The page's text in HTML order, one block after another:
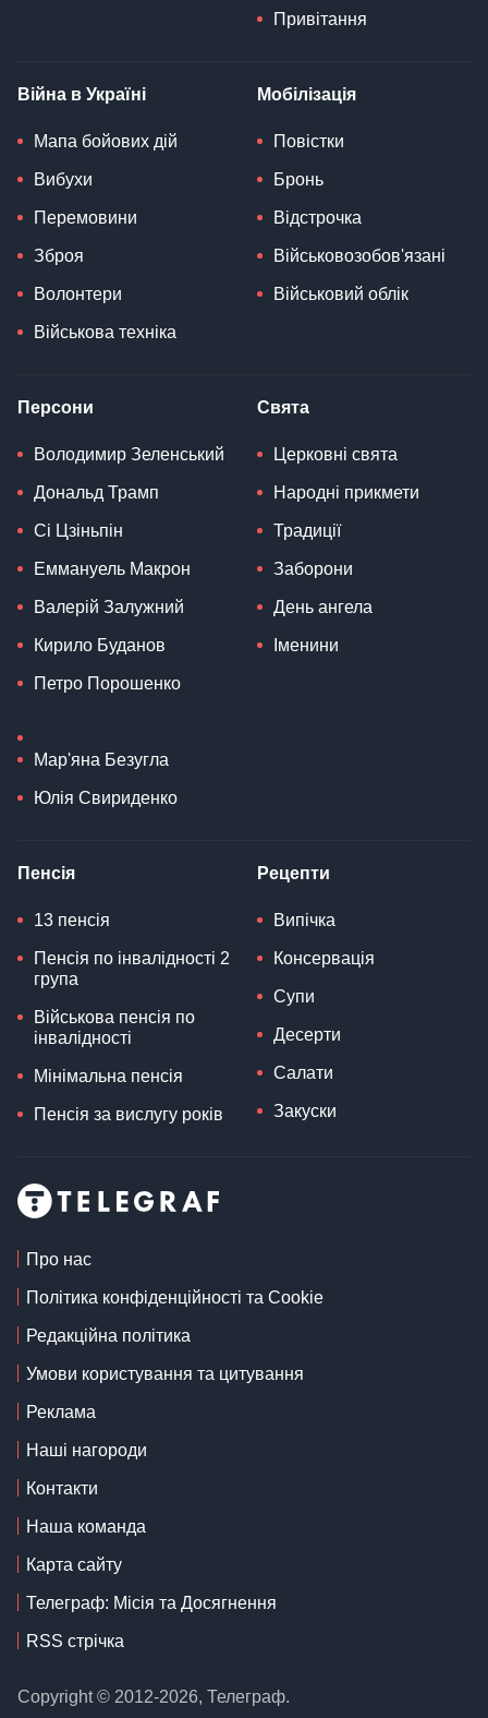
Привітання
Війна в Україні
Мапа бойових дій
Вибухи
Перемовини
Зброя
Волонтери
Військова техніка
Мобілізація
Повістки
Бронь
Відстрочка
Військовозобов'язані
Військовий облік
Персони
Володимир Зеленський
Дональд Трамп
Сі Цзіньпін
Еммануель Макрон
Валерій Залужний
Кирило Буданов
Петро Порошенко
Мар'яна Безугла
Юлія Свириденко
Свята
Церковні свята
Народні прикмети
Традиції
Заборони
День ангела
Іменини
Пенсія
13 пенсія
Пенсія по інвалідності 2
група
Військова пенсія по
інвалідності
Мінімальна пенсія
Пенсія за вислугу років
Рецепти
Випічка
Консервація
Супи
Десерти
Салати
Закуски
Про нас
Політика конфіденційності та Cookie
Редакційна політика
Умови користування та цитування
Реклама
Наші нагороди
Контакти
Наша команда
Карта сайту
Телеграф: Місія та Досягнення
RSS стрічка
Copyright © 2012-2026, Телеграф.